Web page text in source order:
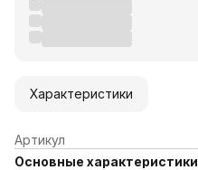
Характеристики
Артикул
Основные характеристики